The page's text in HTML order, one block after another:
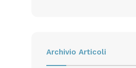
Archivio Articoli